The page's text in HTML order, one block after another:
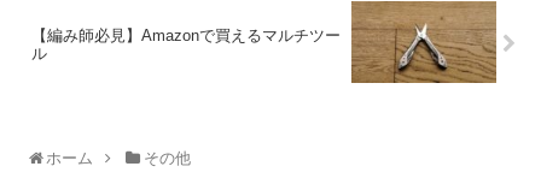
【編み師必見】Amazonで買えるマルチツー
ル
ホーム その他